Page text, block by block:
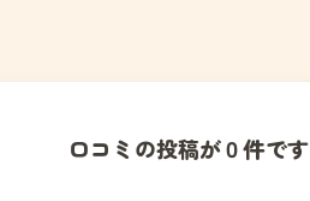
口コミの投稿が０件です